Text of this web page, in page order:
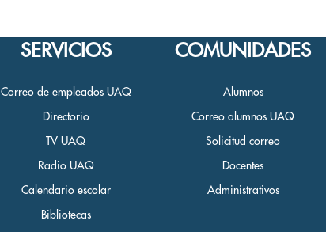
SERVICIOS
Correo de empleados UAQ
Directorio
TV UAQ
Radio UAQ
Calendario escolar
Bibliotecas
COMUNIDADES
Alumnos
Correo alumnos UAQ
Solicitud correo
Docentes
Administrativos